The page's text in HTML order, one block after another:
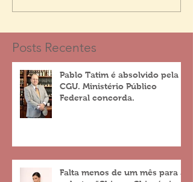
Posts Recentes
Pablo Tatim é absolvido pela
CGU. Ministério Público
Federal concorda.
Falta menos de um mês para a